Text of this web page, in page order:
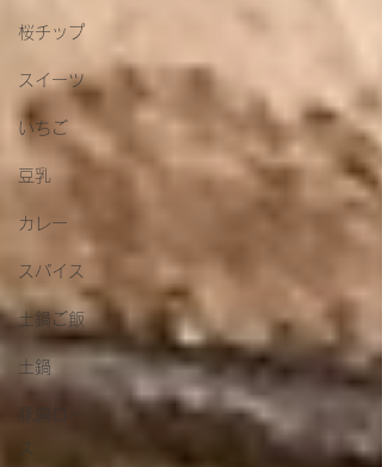
桜チップ
スイーツ
いちご
豆乳
カレー
スパイス
土鍋ご飯
土鍋